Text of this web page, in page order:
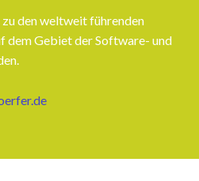
den weltweit führenden
dem Gebiet der Software- und